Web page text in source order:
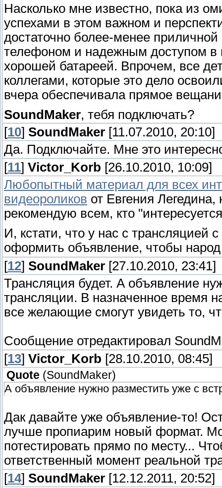
Насколько мне известно, пока из
успехами в этом важном и
достаточно более-менее
телефоном и надежным доступом в
хорошей батареей. Впрочем, все
коллегами, которые это дело
вчера обеспечивала прямое
SoundMaker, тебя подключать?
[10] SoundMaker [11.07.2010, 20:10]
Да. Подключайте. Мне это
[11] Victor_Korb [26.10.2010, 10:09]
Любопытный материал для всех
видеороликов от Евгения
рекомендую всем, кто
И, кстати, что у нас с
оформить объявление, чтобы
[12] SoundMaker [27.10.2010, 23:41]
Трансляция будет. А объявление
трансляции. В назначенное время
все желающие смогут увидеть то,
Сообщение отредактировал
[13] Victor_Korb [28.10.2010, 08:45]
Quote (SoundMaker)
А объявление нужно разместить уже с
Дак давайте уже объявление-то!
лучше пропиарим новый формат.
потестировать прямо по месту...
ответственный момент реальной
[14] SoundMaker [12.12.2011, 20:52]